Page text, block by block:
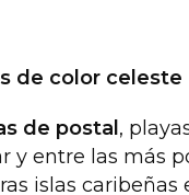
de color celeste
de postal,
y entre las más
islas caribeñas